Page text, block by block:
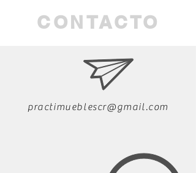
CONTACTO
practimueblescr@gmail.com